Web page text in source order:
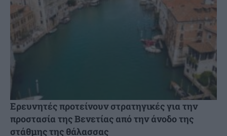
Ερευνητές προτείνουν στρατηγικές για την
προστασία της Βενετίας από την άνοδο της
στάθμης της θάλασσας